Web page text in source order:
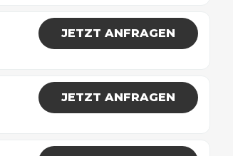
JETZT ANFRAGEN
JETZT ANFRAGEN